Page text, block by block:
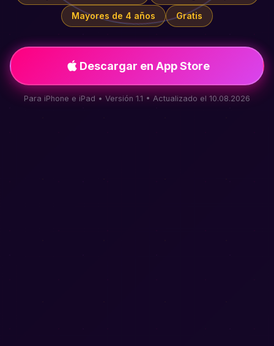
Mayores de 4 años Gratis
Descargar en App Store
Para iPhone e iPad • Versión 1.1 • Actualizado el 10.08.2026